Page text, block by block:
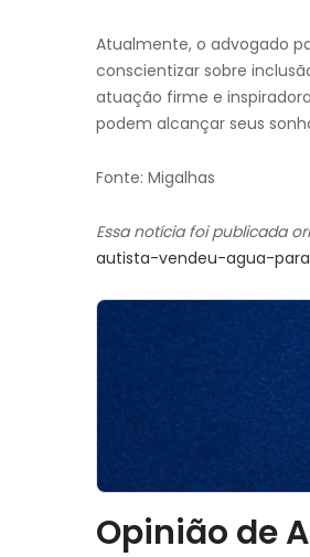
Atualmente, o advogado
conscientizar sobre
atuação firme e
podem alcançar seus
Fonte: Migalhas
Essa notícia foi publicada
autista-vendeu-agua-
Opinião de